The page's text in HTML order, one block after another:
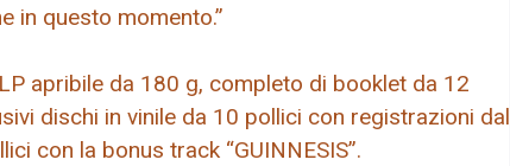
in questo momento.”
apribile da 180 g, completo di booklet da 12
dischi in vinile da 10 pollici con registrazioni dal
con la bonus track “GUINNESIS”.